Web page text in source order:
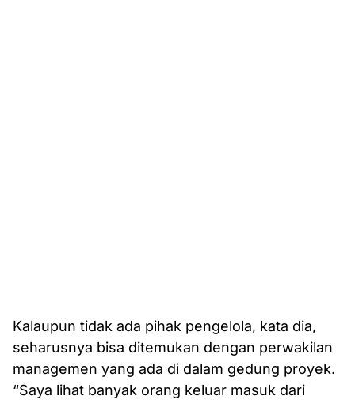
Kalaupun tidak ada pihak pengelola, kata dia,
seharusnya bisa ditemukan dengan perwakilan
managemen yang ada di dalam gedung proyek.
“Saya lihat banyak orang keluar masuk dari